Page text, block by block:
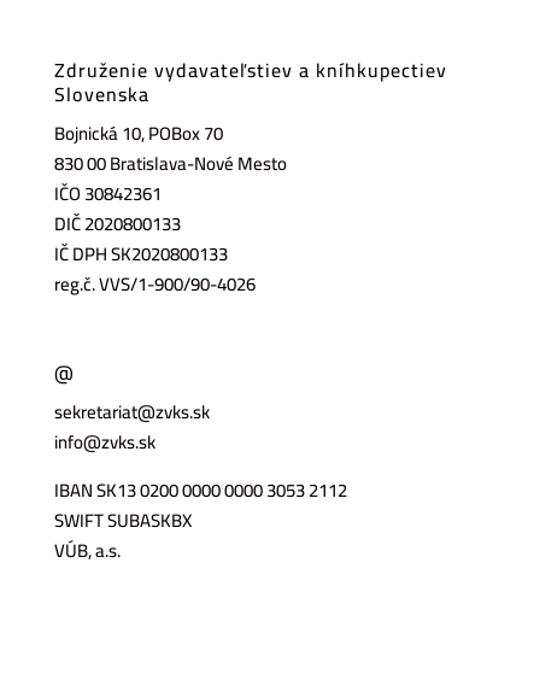
Združenie vydavateľstiev a kníhkupectiev
Slovenska
Bojnická 10, POBox 70
830 00 Bratislava-Nové Mesto
IČO 30842361
DIČ 2020800133
IČ DPH SK2020800133
reg.č. VVS/1-900/90-4026
@
sekretariat@zvks.sk
info@zvks.sk
IBAN SK13 0200 0000 0000 3053 2112
SWIFT SUBASKBX
VÚB, a.s.